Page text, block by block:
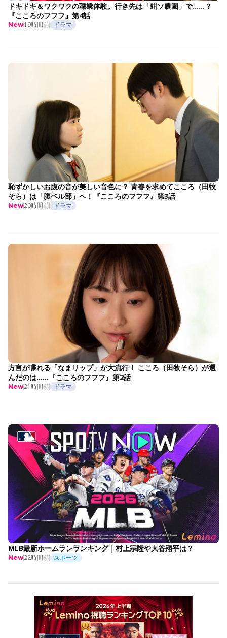
ドキドキ＆ワクワクの職業体験。行き先は「紺ソ農園」で……？
『こころのフフフ』第4話
New19時間前 ドラマ
恥ずかしいお腹の音が美しい音色に？ 青春を求めてこころ（田牧
そら）は「腹ベル部」へ！『こころのフフフ』第3話
New20時間前 ドラマ
方言が喋れる「なまリップ」が大流行！ こころ（田牧そら）が選
んだのは……『こころのフフフ』第2話
New21時間前 ドラマ
MLB最新ホームランランキング｜村上宗隆や大谷翔平は？
New22時間前 スポーツ